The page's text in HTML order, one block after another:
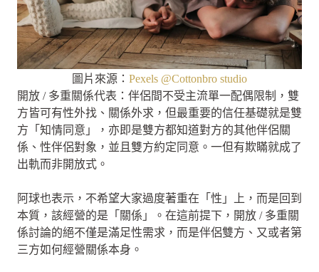
圖片來源： Pexels @Cottonbro studio
開放 / 多重關係代表：伴侶間不受主流單一配偶限制，雙
方皆可有性外找、關係外求，但最重要的信任基礎就是雙
方「知情同意」，亦即是雙方都知道對方的其他伴侶關
係、性伴侶對象，並且雙方約定同意。一但有欺瞞就成了
出軌而非開放式。
阿球也表示，不希望大家過度著重在「性」上，而是回到
本質，該經營的是「關係」。在這前提下，開放 / 多重關
係討論的絕不僅是滿足性需求，而是伴侶雙方、又或者第
三方如何經營關係本身。